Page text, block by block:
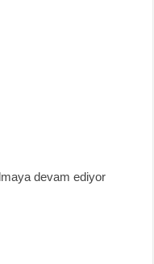
devam ediyor